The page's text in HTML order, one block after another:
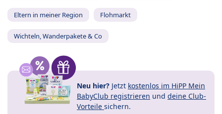
Eltern in meiner Region Flohmarkt
Wichteln, Wanderpakete & Co
Neu hier? Jetzt kostenlos im HiPP Mein
BabyClub registrieren und deine Club-
Vorteile sichern.